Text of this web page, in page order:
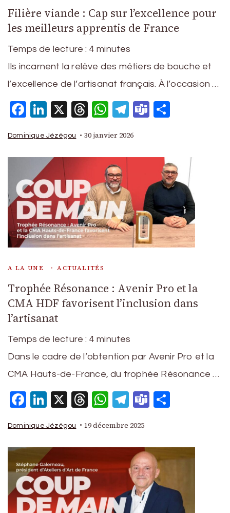
Filière viande : Cap sur l’excellence pour
les meilleurs apprentis de France
Temps de lecture : 4 minutes
Ils incarnent la relève des métiers de bouche et
l’excellence de l’artisanat français. À l’occasion …
Facebook
LinkedIn
X Threads
WhatsApp
Telegram
Teams
Dominique Jézégou 30 janvier 2026
A LA UNE ACTUALITÉS
Trophée Résonance : Avenir Pro et la
CMA HDF favorisent l’inclusion dans
l’artisanat
Temps de lecture : 4 minutes
Dans le cadre de l’obtention par Avenir Pro et la
CMA Hauts-de-France, du trophée Résonance …
Facebook
LinkedIn
X Threads
WhatsApp
Telegram
Teams
Dominique Jézégou 19 décembre 2025